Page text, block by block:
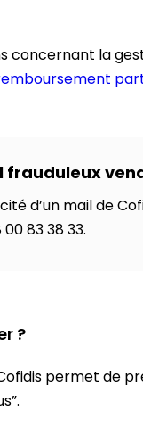
concernant la
frauduleux
d’un mail de
83 38 33.
?
permet de